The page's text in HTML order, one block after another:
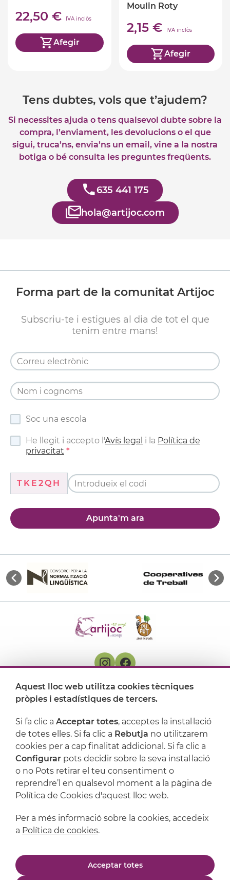
22,50 € IVA inclòs
Afegir
Moulin Roty
2,15 € IVA inclòs
Afegir
Tens dubtes, vols que t’ajudem?
Si necessites ajuda o tens qualsevol dubte sobre la
compra, l’enviament, les devolucions o el que
sigui, truca’ns, envia’ns un email, vine a la nostra
botiga o bé consulta les preguntes freqüents.
635 441 175
hola@artijoc.com
Forma part de la comunitat Artijoc
Subscriu-te i estigues al dia de tot el que
tenim entre mans!
Soc una escola
He llegit i accepto l'Avís legal i la Política de
privacitat
TKE2QH
Apunta'm ara
On ens trobem
Suport
Política de privacitat
Aquest lloc web utilitza cookies tècniques
pròpies i estadístiques de tercers.
Si fa clic a Acceptar totes, acceptes la instal·lació
de totes elles. Si fa clic a Rebutja no utilitzarem
cookies per a cap finalitat addicional. Si fa clic a
Configurar pots decidir sobre la seva instal·lació
o no Pots retirar el teu consentiment o
reprendre’l en qualsevol moment a la pàgina de
Política de Cookies d'aquest lloc web.
Per a més informació sobre la cookies, accedeix
a Política de cookies.
Acceptar totes